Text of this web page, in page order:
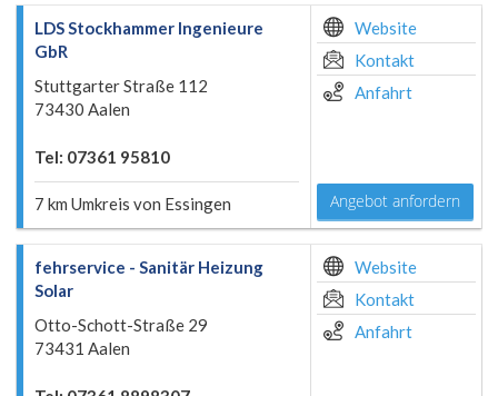
LDS Stockhammer Ingenieure
GbR
Stuttgarter Straße 112
73430 Aalen
Tel: 07361 95810
7 km Umkreis von Essingen
Website
Kontakt
Anfahrt
Angebot anfordern
fehrservice - Sanitär Heizung
Solar
Otto-Schott-Straße 29
73431 Aalen
Website
Kontakt
Anfahrt